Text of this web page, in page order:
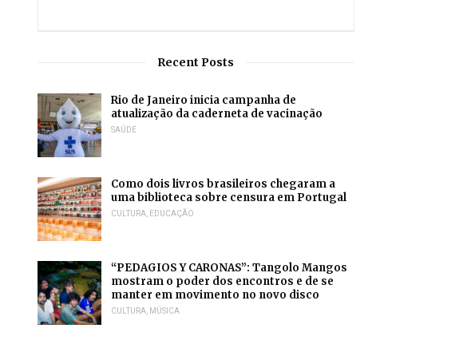
Recent Posts
Rio de Janeiro inicia campanha de
atualização da caderneta de vacinação
SAÚDE
Como dois livros brasileiros chegaram a
uma biblioteca sobre censura em Portugal
CULTURA, EDUCAÇÃO
“PEDAGIOS Y CARONAS”: Tangolo Mangos
mostram o poder dos encontros e de se
manter em movimento no novo disco
CULTURA, MÚSICA